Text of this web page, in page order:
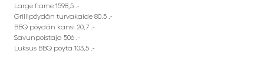
Large flame 1598,5 .-
Grillipöydän turvakaide 80,5 .-
BBQ pöydän kansi 20,7 .-
Savunpoistaja 506 .-
Luksus BBQ pöytä 103,5 .-